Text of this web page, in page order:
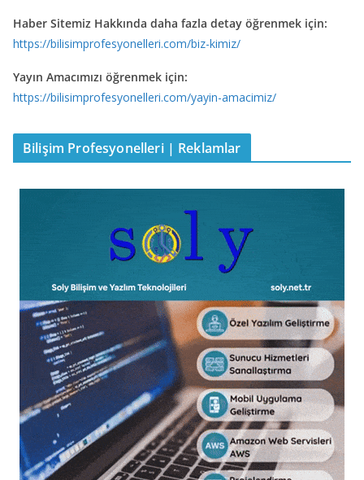
Haber Sitemiz Hakkında daha fazla detay öğrenmek için:
https://bilisimprofesyonelleri.com/biz-kimiz/
Yayın Amacımızı öğrenmek için:
https://bilisimprofesyonelleri.com/yayin-amacimiz/
Bilişim Profesyonelleri | Reklamlar